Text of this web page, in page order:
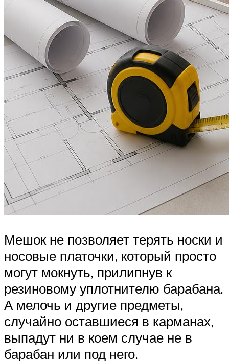
Мешок не позволяет терять носки и
носовые платочки, который просто
могут мокнуть, прилипнув к
резиновому уплотнителю барабана.
А мелочь и другие предметы,
случайно оставшиеся в карманах,
выпадут ни в коем случае не в
барабан или под него.